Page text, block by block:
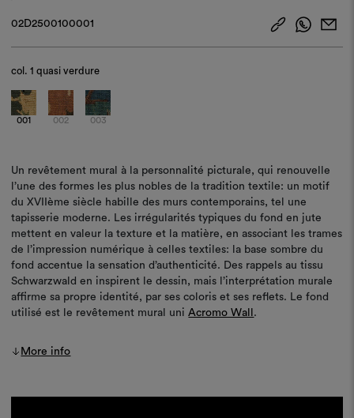
02D2500100001
col.1 quasi verdure
001 002 003
Un revêtement mural à la personnalité picturale, qui renouvelle
l’une des formes les plus nobles de la tradition textile: un motif
du XVIIème siècle habille des murs contemporains, tel une
tapisserie moderne. Les irrégularités typiques du fond en jute
mettent en valeur la texture et la matière, en associant les trames
de l’impression numérique à celles textiles: la base sombre du
fond accentue la sensation d’authenticité. Des rappels au tissu
Schwarzwald en inspirent le dessin, mais l’interprétation murale
affirme sa propre identité, par ses coloris et ses reflets. Le fond
utilisé est le revêtement mural uniAcromo Wall .
More info